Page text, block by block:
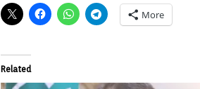
More
Related